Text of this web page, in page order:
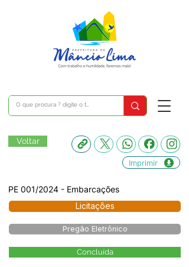
Voltar
Imprimir
PE 001/2024 - Embarcações
Licitações
Pregão Eletrônico
Concluída